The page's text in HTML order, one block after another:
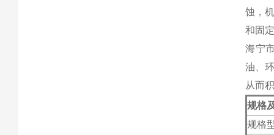
蚀，
和固
海宁
油、
从而
规格
规格